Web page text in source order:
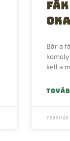
Bár a
kell a
február